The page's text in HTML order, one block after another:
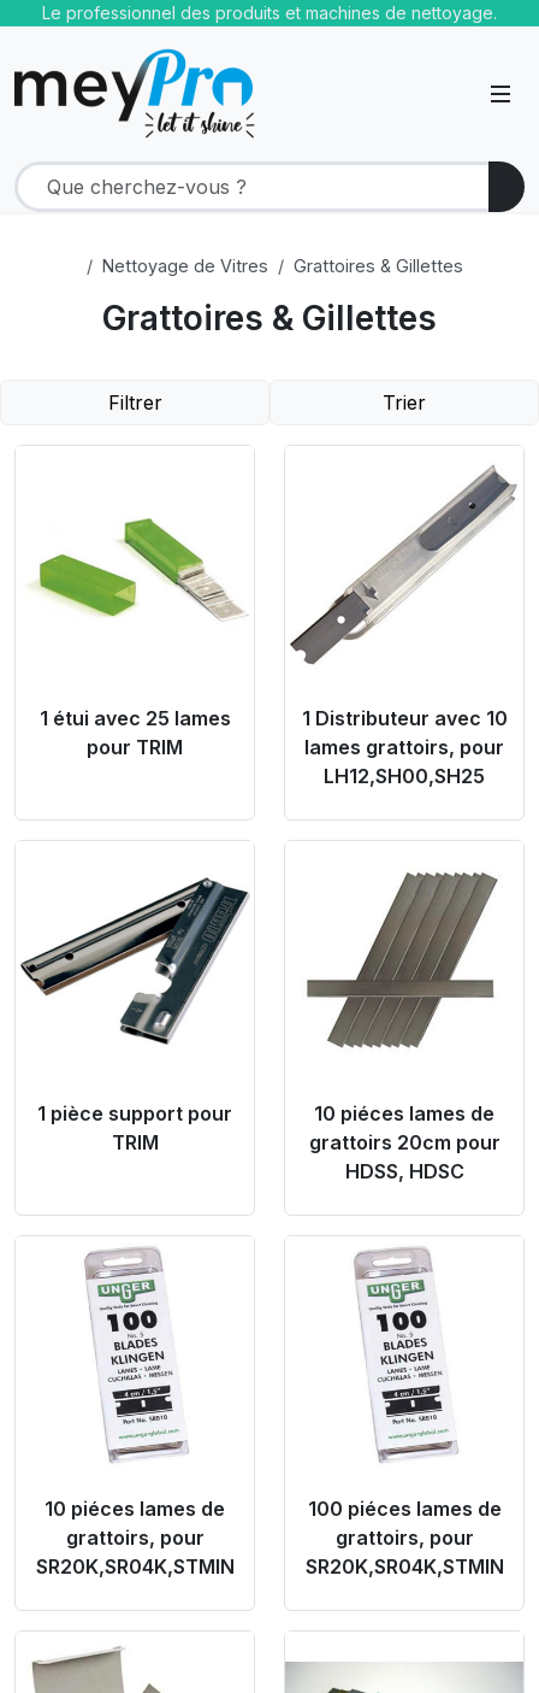
Le professionnel des produits et machines de nettoyage.
Nettoyage de Vitres Grattoires & Gillettes
Grattoires & Gillettes
Filtrer Trier
1 étui avec 25 lames
pour TRIM
1 Distributeur avec 10
lames grattoirs, pour
LH12,SH00,SH25
1 pièce support pour
TRIM
Product Link
10 piéces lames de
grattoirs 20cm pour
HDSS, HDSC
Product Link
10 piéces lames de
grattoirs, pour
SR20K,SR04K,STMIN
Product Link
100 piéces lames de
grattoirs, pour
SR20K,SR04K,STMIN
Product Link Product Link